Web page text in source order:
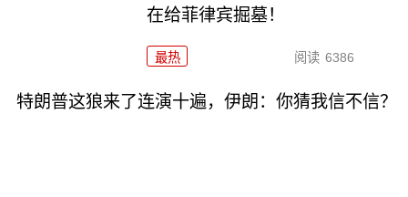
在给菲律宾掘墓！
最热 阅读 6386
特朗普这狼来了连演十遍，伊朗：你猜我信不信？